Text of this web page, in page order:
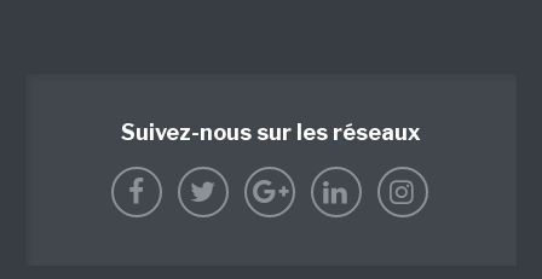
Suivez-nous sur les réseaux